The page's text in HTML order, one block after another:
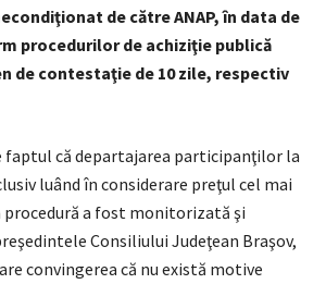
de către ANAP, în data de
procedurilor de achiziţie publică
de contestaţie de 10 zile, respectiv
faptul că departajarea participanţilor la
luând în considerare preţul cel mai
procedură a fost monitorizată şi
Consiliului Judeţean Braşov,
convingerea că nu există motive